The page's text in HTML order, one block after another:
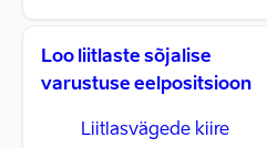
Loo liitlaste sõjalise
varustuse eelpositsioon
Liitlasvägede kiire